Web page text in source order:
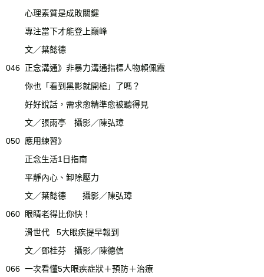
心理素質是成敗關鍵
專注當下才能登上巔峰
文／葉懿德
046 正念溝通》非暴力溝通指標人物賴佩霞
你也「看到黑影就開槍」了嗎？
好好說話，需求愈精準愈被聽得見
文／張雨亭 攝影／陳弘璋
050 應用練習》
正念生活1日指南
平靜內心、卸除壓力
文／葉懿德 攝影／陳弘璋
060
眼睛老得比你快！
滑世代 5大眼疾提早報到
文／鄧桂芬 攝影／陳德信
066 一次看懂5大眼疾症狀＋預防＋治療